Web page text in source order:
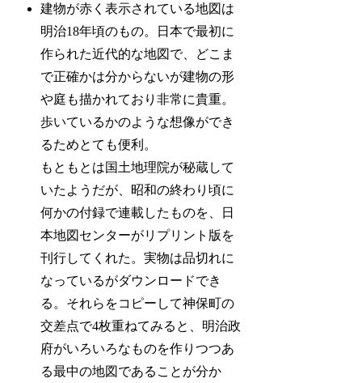
建物が赤く表示されている地図は
明治18年頃のもの。日本で最初に
作られた近代的な地図で、どこま
で正確かは分からないが建物の形
や庭も描かれており非常に貴重。
歩いているかのような想像ができ
るためとても便利。
もともとは国土地理院が秘蔵して
いたようだが、昭和の終わり頃に
何かの付録で連載したものを、日
本地図センターがリプリント版を
刊行してくれた。実物は品切れに
なっているがダウンロードでき
る。それらをコピーして神保町の
交差点で4枚重ねてみると、明治政
府がいろいろなものを作りつつあ
る最中の地図であることが分か